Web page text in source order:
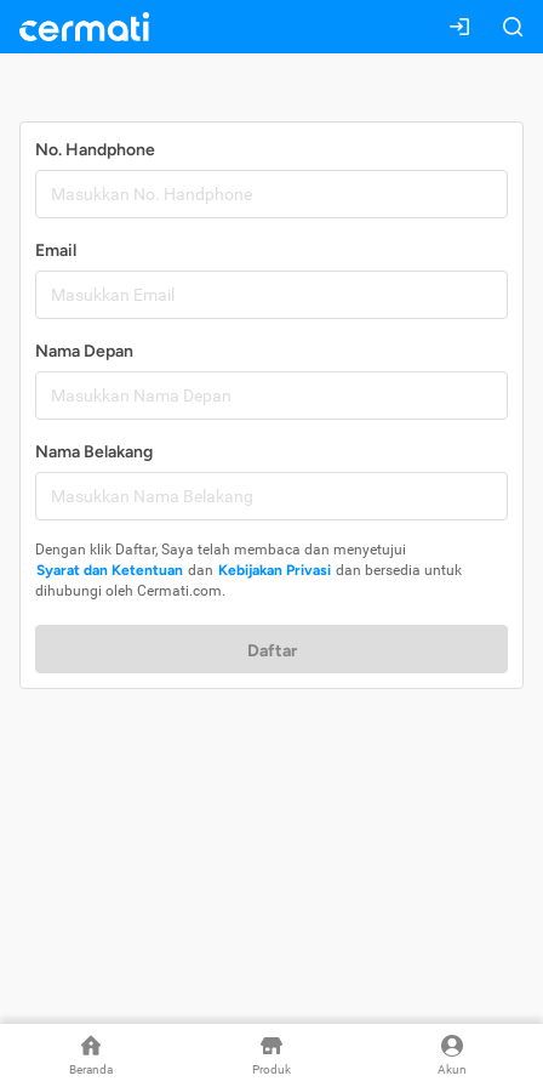
Beranda Produk Akun
No. Handphone
Email
Nama Depan
Nama Belakang
Dengan klik Daftar, Saya telah membaca dan menyetujui
Syarat dan Ketentuan dan Kebijakan Privasi dan bersedia untuk
dihubungi oleh Cermati.com.
Daftar